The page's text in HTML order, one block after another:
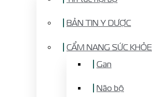
BẢN TIN Y DƯỢC
CẨM NANG SỨC KHỎE
Gan
Não bộ